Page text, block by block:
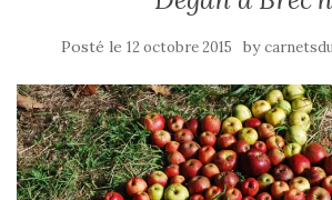
Posté le 12 octobre 2015 by